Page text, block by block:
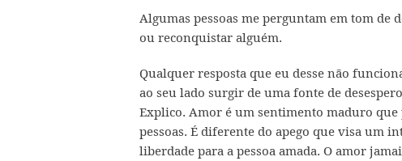
Algumas pessoas me perguntam em tom de
ou reconquistar alguém.
Qualquer resposta que eu desse não
ao seu lado surgir de uma fonte de
Explico. Amor é um sentimento maduro que
pessoas. É diferente do apego que visa um
liberdade para a pessoa amada. O amor